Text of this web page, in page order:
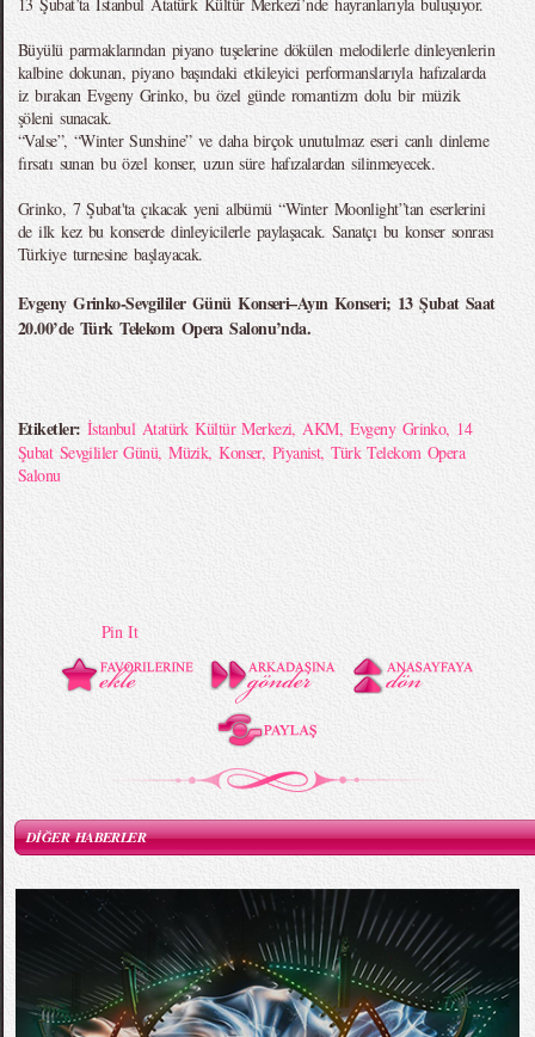
Büyülü parmaklarından piyano tuşelerine dökülen melodilerle dinleyenlerin
kalbine dokunan, piyano başındaki etkileyici performanslarıyla hafızalarda
iz bırakan Evgeny Grinko, bu özel günde romantizm dolu bir müzik
şöleni sunacak.
“Valse”, “Winter Sunshine” ve daha birçok unutulmaz eseri canlı dinleme
fırsatı sunan bu özel konser, uzun süre hafızalardan silinmeyecek.
Grinko, 7 Şubat'ta çıkacak yeni albümü “Winter Moonlight”tan eserlerini
de ilk kez bu konserde dinleyicilerle paylaşacak. Sanatçı bu konser sonrası
Türkiye turnesine başlayacak.
Evgeny Grinko-Sevgililer Günü Konseri–Ayın Konseri; 13 Şubat Saat
20.00’de Türk Telekom Opera Salonu’nda.
Etiketler: İstanbul Atatürk Kültür Merkezi,AKM, Evgeny Grinko, 14
Şubat Sevgililer Günü,Müzik,Konser, Piyanist,Türk Telekom Opera
Salonu
Pin It
DİĞER HABERLER